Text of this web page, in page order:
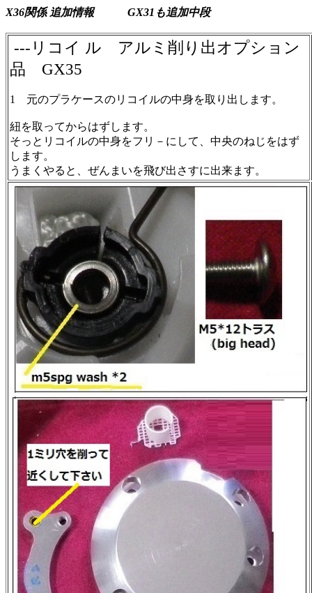
X36関係 追加情報 GX31も追加中段
---リコイ ル アルミ削り出オプション
品 GX35
1 元のプラケースのリコイルの中身を取り出します。
紐を取ってからはずします。
そっとリコイルの中身をフリ－にして、中央のねじをはず
します。
うまくやると、ぜんまいを飛び出さすに出来ます。